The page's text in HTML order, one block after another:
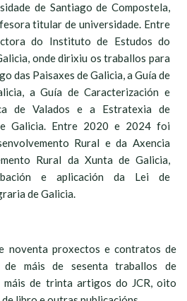
de Santiago de Compostela,
titular de universidade. Entre
do Instituto de Estudos do
onde dirixiu os traballos para
das Paisaxes de Galicia, a Guía de
a Guía de Caracterización e
de Valados e a Estratexia de
Galicia. Entre 2020 e 2024 foi
Rural e da Axencia
Rural da Xunta de Galicia,
e aplicación da Lei de
de Galicia.
noventa proxectos e contratos de
de máis de sesenta traballos de
máis de trinta artigos do JCR, oito